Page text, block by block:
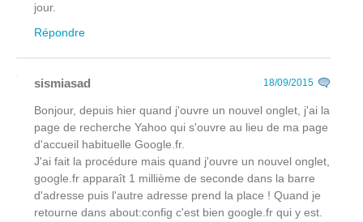
jour.
Répondre
sismiasad 18/09/2015
Bonjour, depuis hier quand j'ouvre un nouvel onglet, j'ai la
page de recherche Yahoo qui s'ouvre au lieu de ma page
d'accueil habituelle Google.fr.
J'ai fait la procédure mais quand j'ouvre un nouvel onglet,
google.fr apparaît 1 millième de seconde dans la barre
d'adresse puis l'autre adresse prend la place ! Quand je
retourne dans about:config c'est bien google.fr qui y est.